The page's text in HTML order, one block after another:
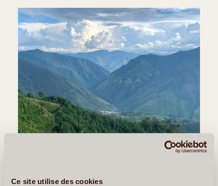
Ce site utilise des cookies